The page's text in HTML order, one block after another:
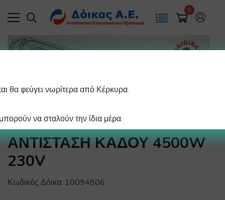
0
ΑΝΤΙΣΤΑΣΗ ΚΑΔΟΥ 4500W
230V
Κωδικός Δόικα: 10094806
θα φεύγει νωρίτερα από Κέρκυρα.
να σταλούν την ίδια μέρα.